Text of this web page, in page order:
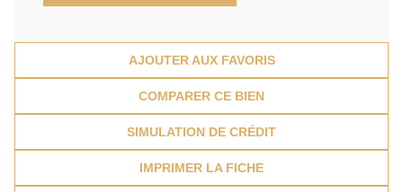
AJOUTER AUX FAVORIS
COMPARER CE BIEN
SIMULATION DE CRÉDIT
IMPRIMER LA FICHE